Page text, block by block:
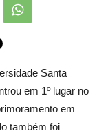
Santa
em 1º lugar no
em
também foi